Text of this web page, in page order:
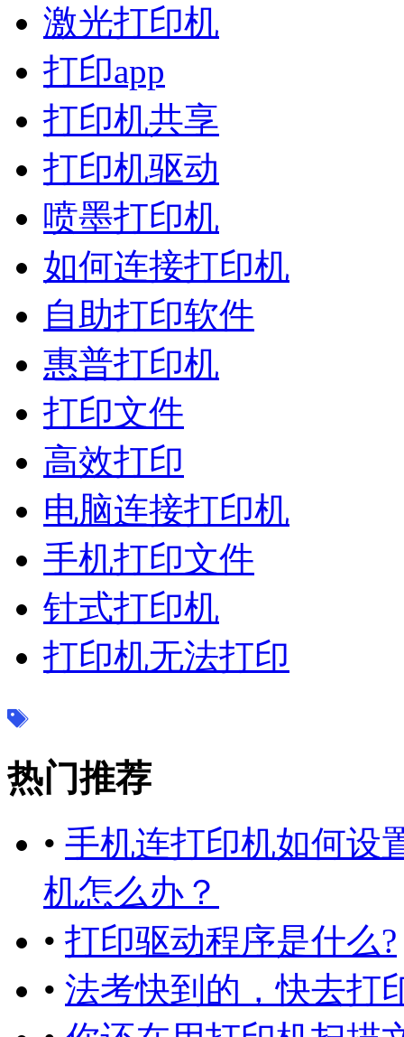
激光打印机
打印app
打印机共享
打印机驱动
喷墨打印机
如何连接打印机
自助打印软件
惠普打印机
打印文件
高效打印
电脑连接打印机
手机打印文件
针式打印机
打印机无法打印
热门推荐
• 手机连打印机如何设
机怎么办？
• 打印驱动程序是什么?
• 法考快到的，快去打